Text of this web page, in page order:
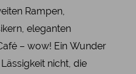
Rampen,
eleganten
– wow! Ein Wunder
nicht, die